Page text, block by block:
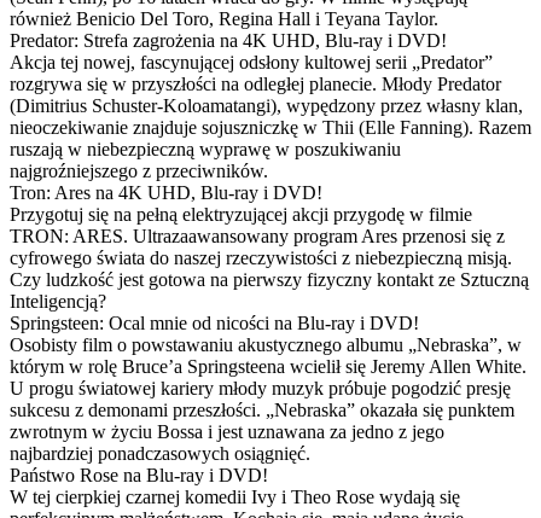
również Benicio Del Toro, Regina Hall i Teyana Taylor.
Predator: Strefa zagrożenia na 4K UHD, Blu-ray i DVD!
Akcja tej nowej, fascynującej odsłony kultowej serii „Predator”
rozgrywa się w przyszłości na odległej planecie. Młody Predator
(Dimitrius Schuster-Koloamatangi), wypędzony przez własny klan,
nieoczekiwanie znajduje sojuszniczkę w Thii (Elle Fanning). Razem
ruszają w niebezpieczną wyprawę w poszukiwaniu
najgroźniejszego z przeciwników.
Tron: Ares na 4K UHD, Blu-ray i DVD!
Przygotuj się na pełną elektryzującej akcji przygodę w filmie
TRON: ARES. Ultrazaawansowany program Ares przenosi się z
cyfrowego świata do naszej rzeczywistości z niebezpieczną misją.
Czy ludzkość jest gotowa na pierwszy fizyczny kontakt ze Sztuczną
Inteligencją?
Springsteen: Ocal mnie od nicości na Blu-ray i DVD!
Osobisty film o powstawaniu akustycznego albumu „Nebraska”, w
którym w rolę Bruce’a Springsteena wcielił się Jeremy Allen White.
U progu światowej kariery młody muzyk próbuje pogodzić presję
sukcesu z demonami przeszłości. „Nebraska” okazała się punktem
zwrotnym w życiu Bossa i jest uznawana za jedno z jego
najbardziej ponadczasowych osiągnięć.
Państwo Rose na Blu-ray i DVD!
W tej cierpkiej czarnej komedii Ivy i Theo Rose wydają się